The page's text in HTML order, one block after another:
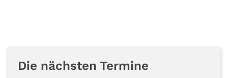
Die nächsten Termine